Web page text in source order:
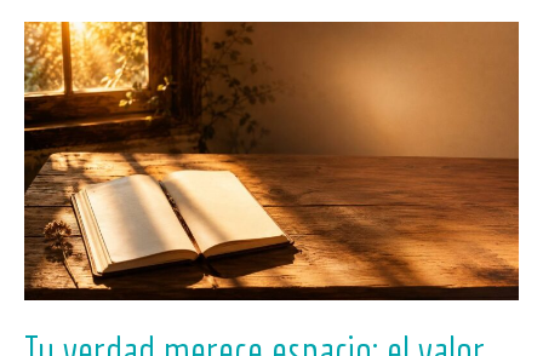
Tu
verdad
merece
espacio:
el
valor
de
volver
a
escucharte